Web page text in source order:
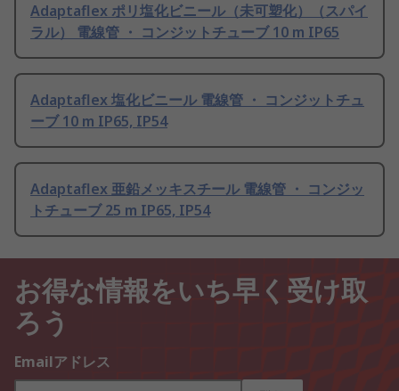
Adaptaflex ポリ塩化ビニール（未可塑化）（スパイ
ラル） 電線管 ・ コンジットチューブ 10 m IP65
Adaptaflex 塩化ビニール 電線管 ・ コンジットチュ
ーブ 10 m IP65, IP54
Adaptaflex 亜鉛メッキスチール 電線管 ・ コンジッ
トチューブ 25 m IP65, IP54
お得な情報をいち早く受け取
ろう
Emailアドレス